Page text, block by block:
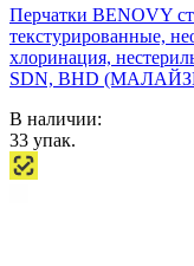
Перчатки BENOVY
текстурированные,
хлоринация,
SDN, BHD
В наличии:
33 упак.